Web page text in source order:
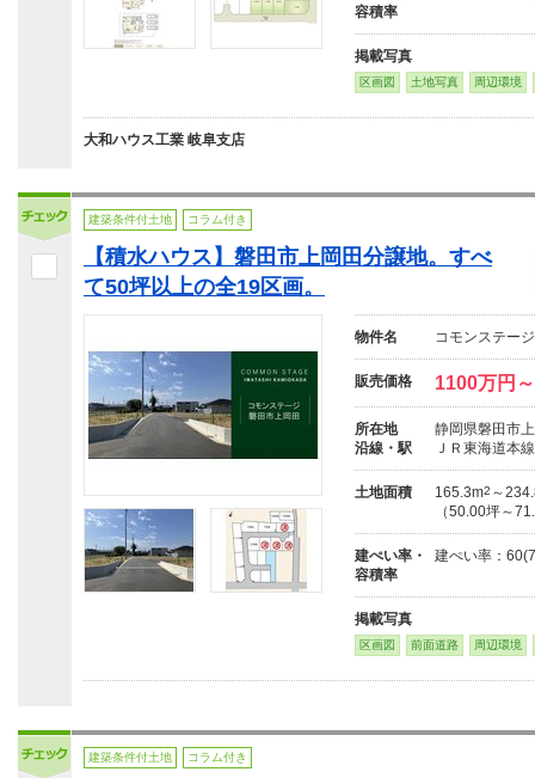
容積率
掲載写真
区画図 土地写真 周辺環境
大和ハウス工業 岐阜支店
建築条件付土地 コラム付き
【積水ハウス】磐田市上岡田分譲地。すべ
て50坪以上の全19区画。
物件名 コモンステー
販売価格 1100万円
所在地
静岡県磐田市
沿線・駅
ＪＲ東海道本
土地面積 165.3m2 ～
（50.00坪～
建ぺい率・
容積率
建ぺい率：
掲載写真
区画図 前面道路 周辺環境
建築条件付土地 コラム付き